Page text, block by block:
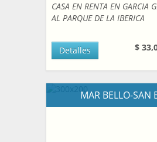
CASA EN RENTA EN GARCIA
AL PARQUE DE LA IBERICA
$
Detalles
MAR BELLO-SAN